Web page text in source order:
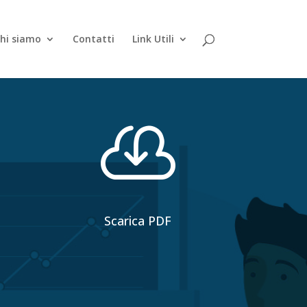
siamo Contatti Link Utili

Scarica PDF